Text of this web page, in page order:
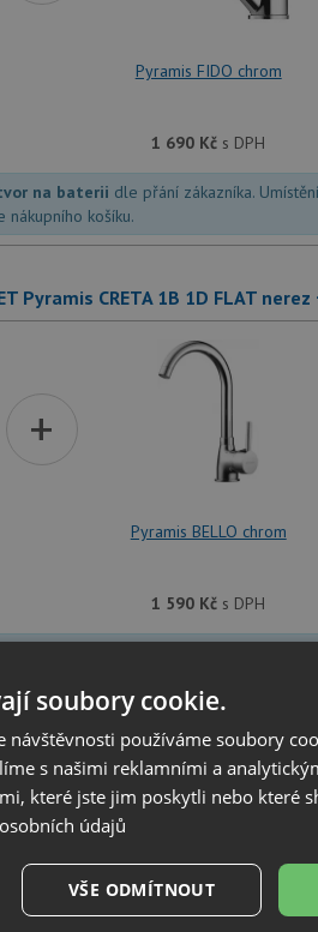
Pyramis FIDO chrom
1 690 Kč s DPH
na baterii dle přání zákazníka.
nákupního košíku.
Pyramis CRETA 1B 1D FLAT
+
Pyramis BELLO chrom
1 590 Kč s DPH
Pyramis CRETA 1B 1D FLAT nerez
soubory cookie.
návštěvnosti používáme soubory
s našimi reklamními a
které jste jim poskytli nebo které
údajů
VŠE ODMÍTNOUT